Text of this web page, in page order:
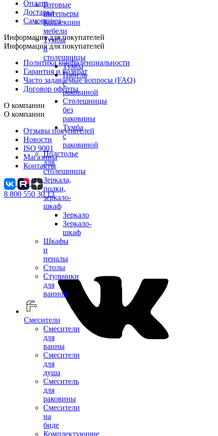
Готовые
интерьеры
Коллекции
мебели
Тумбы
и
столешницы
Тумба
Панель
с
раковиной
Столешницы
без
раковины
Тумба
с
раковиной
Подстолье
для
столешницы
Зеркала,
полки,
зеркало-
шкаф
Зеркало
Зеркало-
шкаф
Шкафы
и
пеналы
Столы
Стульчики
для
ванной
Смесители
Смесители
для
ванны
Смесители
для
душа
Смеситель
для
раковины
Смесители
на
биде
Комплектующие
Оплата
Доставка
Самовывоз
Информация для покупателей
Информация для покупателей
Политика конфиденциальности
Гарантия и возврат
Часто задаваемые вопросы (FAQ)
Договор оферты
О компании
О компании
Отзывы покупателей
Новости
ISO 9001
Магазины
Контакты
8 800 550 30 13